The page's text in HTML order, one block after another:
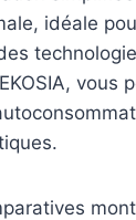
idéale
vous